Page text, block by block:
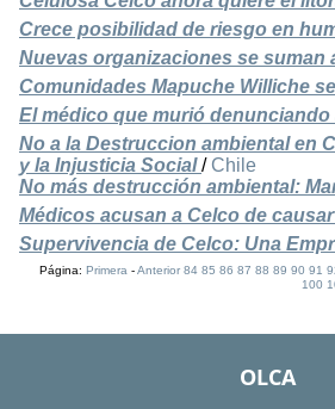
Crece posibilidad de riesgo en
Nuevas organizaciones se
Comunidades Mapuche Williche
El médico que murió
No a la Destruccion ambiental en
y la Injusticia Social/ Chile
No más destrucción ambiental:
Médicos acusan a Celco de
Supervivencia de Celco: Una
Página:Primera -Anterior 84 85 86 87 88 89 90 91
100
OLCA